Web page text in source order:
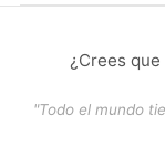
¿Crees
"Todo el mundo